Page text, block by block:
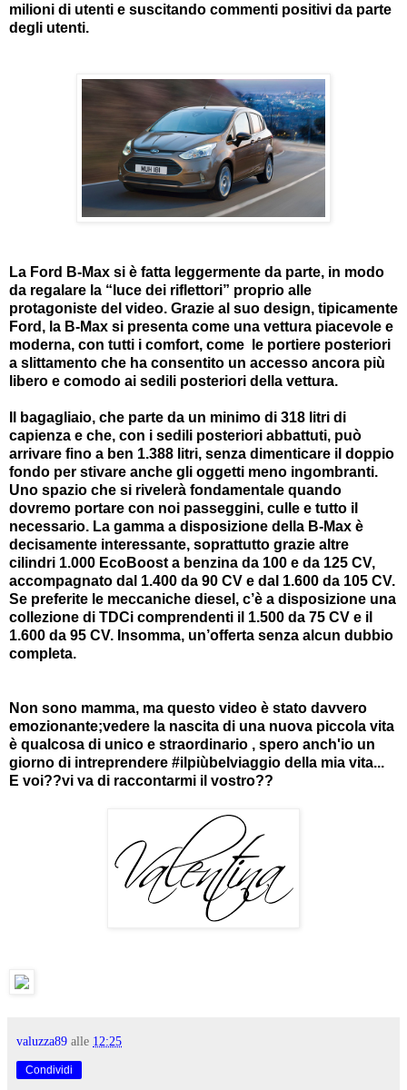
milioni di utenti e suscitando commenti positivi da parte
degli utenti.
La Ford B-Max si è fatta leggermente da parte, in modo
da regalare la “luce dei riflettori” proprio alle
protagoniste del video. Grazie al suo design, tipicamente
Ford, la B-Max si presenta come una vettura piacevole e
moderna, con tutti i comfort, come le portiere posteriori
a slittamento che ha consentito un accesso ancora più
libero e comodo ai sedili posteriori della vettura.
Il bagagliaio, che parte da un minimo di 318 litri di
capienza e che, con i sedili posteriori abbattuti, può
arrivare fino a ben 1.388 litri, senza dimenticare il doppio
fondo per stivare anche gli oggetti meno ingombranti.
Uno spazio che si rivelerà fondamentale quando
dovremo portare con noi passeggini, culle e tutto il
necessario. La gamma a disposizione della B-Max è
decisamente interessante, soprattutto grazie altre
cilindri 1.000 EcoBoost a benzina da 100 e da 125 CV,
accompagnato dal 1.400 da 90 CV e dal 1.600 da 105 CV.
Se preferite le meccaniche diesel, c’è a disposizione una
collezione di TDCi comprendenti il 1.500 da 75 CV e il
1.600 da 95 CV. Insomma, un’offerta senza alcun dubbio
completa.
Non sono mamma, ma questo video è stato davvero
emozionante;vedere la nascita di una nuova piccola vita
è qualcosa di unico e straordinario , spero anch'io un
giorno di intreprendere #ilpiùbelviaggio della mia vita...
E voi??vi va di raccontarmi il vostro??
valuzza89 alle 12:25
Condividi